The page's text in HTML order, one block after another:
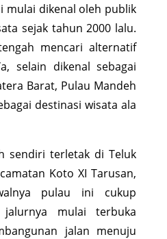
mulai dikenal oleh publik
sejak tahun 2000 lalu.
mencari alternatif
selain dikenal sebagai
Barat, Pulau Mandeh
destinasi wisata ala
sendiri terletak di Teluk
Koto XI Tarusan,
pulau ini cukup
mulai terbuka
jalan menuju